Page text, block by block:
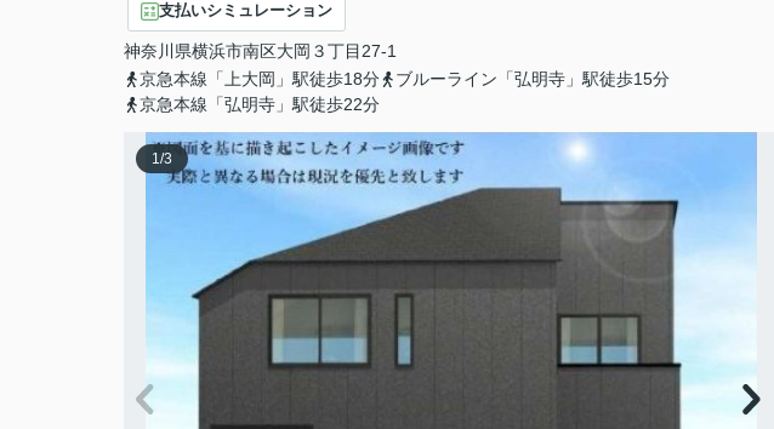
支払いシミュレーション
神奈川県横浜市南区大岡 ３丁目27-1
京急本線「上大岡」駅徒歩18分
ブルーライン「弘明寺」駅徒歩15分
京急本線「弘明寺」駅徒歩22分
1/3